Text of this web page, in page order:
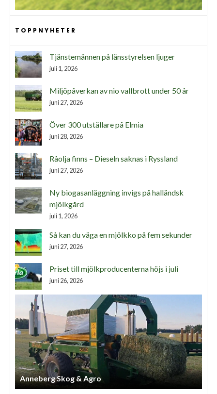
TOPPNYHETER
Tjänstemännen på länsstyrelsen ljuger
juli 1, 2026
Miljöpåverkan av nio vallbrott under 50 år
juni 27, 2026
Över 300 utställare på Elmia
juni 28, 2026
Råolja finns – Dieseln saknas i Ryssland
juni 27, 2026
Ny biogasanläggning invigs på halländsk
mjölkgård
juli 1, 2026
Så kan du väga en mjölkko på fem sekunder
juni 27, 2026
Priset till mjölkproducenterna höjs i juli
juni 26, 2026
Anneberg Skog & Agro